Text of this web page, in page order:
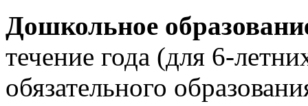
Дошкольное
течение года (для 6-
обязательного